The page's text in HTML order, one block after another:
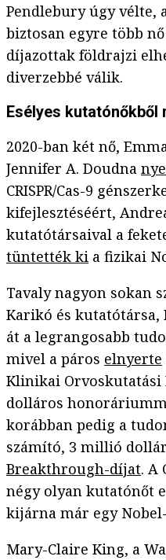
Pendlebury úgy vélte,
biztosan egyre több
díjazottak földrajzi
diverzebbé válik.
Esélyes kutatónőkből
2020-ban két nő,
Jennifer A. Doudna
CRISPR/Cas-9
kifejlesztéséért,
kutatótársaival a
tüntették ki a fizikai
Tavaly nagyon sokan
Karikó és kutatótársa,
át a legrangosabb
mivel a páros elnyerte
Klinikai Orvoskutatási
dolláros
korábban pedig a
számító, 3 millió
Breakthrough-díjat. A
négy olyan kutatónőt
kijárna már egy
Mary-Claire King, a